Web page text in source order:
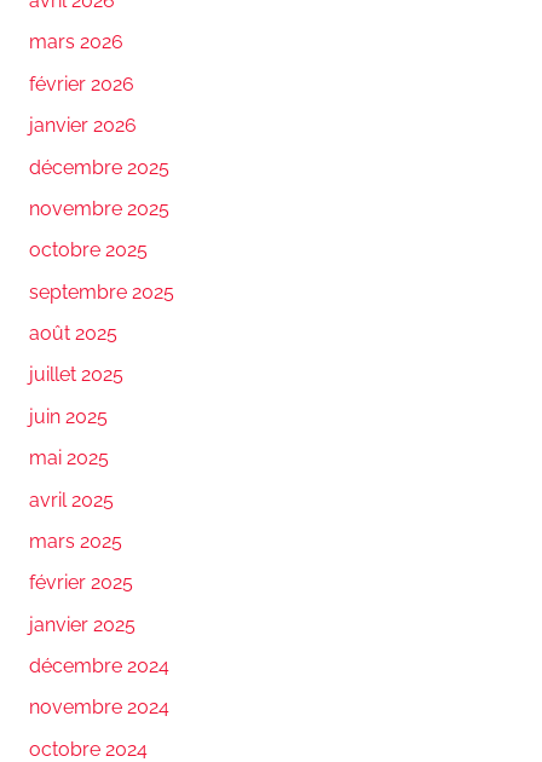
mars 2026
février 2026
janvier 2026
décembre 2025
novembre 2025
octobre 2025
septembre 2025
août 2025
juillet 2025
juin 2025
mai 2025
avril 2025
mars 2025
février 2025
janvier 2025
décembre 2024
novembre 2024
octobre 2024